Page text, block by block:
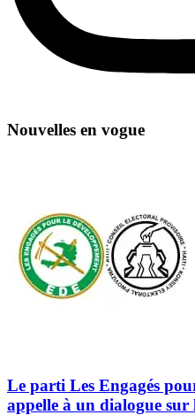
Nouvelles en vogue
Le parti Les Engagés
appelle à un dialogue sur